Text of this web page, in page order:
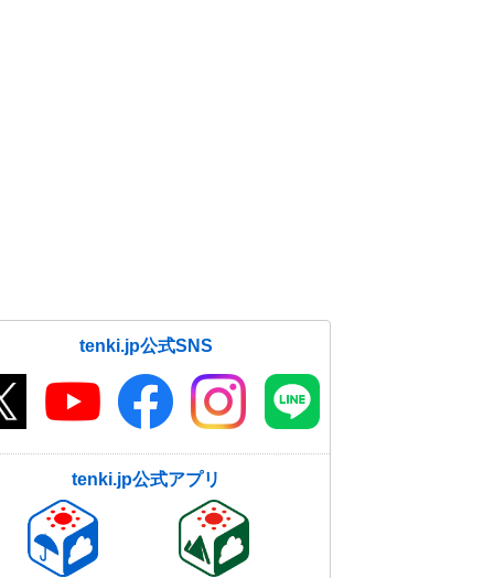
tenki.jp公式SNS
tenki.jp公式アプリ